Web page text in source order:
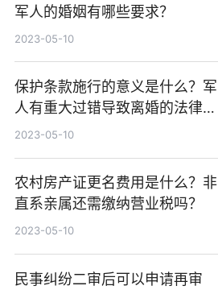
军人的婚姻有哪些要求？
2023-05-10
保护条款施行的意义是什么？军
人有重大过错导致离婚的法律后
果有哪些？
2023-05-10
农村房产证更名费用是什么？非
直系亲属还需缴纳营业税吗？
2023-05-10
民事纠纷二审后可以申请再审